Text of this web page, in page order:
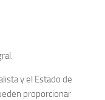
y el Estado de
proporcionar